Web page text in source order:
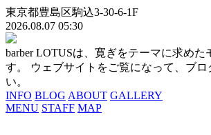
東京都豊島区駒込3-30-6-1F
2026.08.07 05:30
barber LOTUSは、寛ぎをテーマに求めた
す。 ウェブサイトをご覧になって、ブロ
い。
INFO BLOG ABOUT GALLERY
MENU STAFF MAP